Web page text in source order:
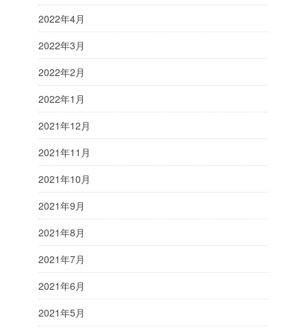
2022年4月
2022年3月
2022年2月
2022年1月
2021年12月
2021年11月
2021年10月
2021年9月
2021年8月
2021年7月
2021年6月
2021年5月